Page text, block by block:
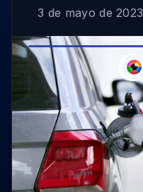
3 de mayo de 2023